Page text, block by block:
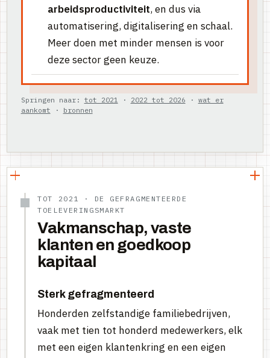
arbeidsproductiviteit, en dus via
automatisering, digitalisering en schaal.
Meer doen met minder mensen is voor
deze sector geen keuze.
Springen naar: tot 2021 · 2022 tot 2026 · wat er
aankomt · bronnen
TOT 2021 · DE GEFRAGMENTEERDE
TOELEVERINGSMARKT
Vakmanschap, vaste
klanten en goedkoop
kapitaal
Sterk gefragmenteerd
Honderden zelfstandige familiebedrijven,
vaak met tien tot honderd medewerkers, elk
met een eigen klantenkring en een eigen